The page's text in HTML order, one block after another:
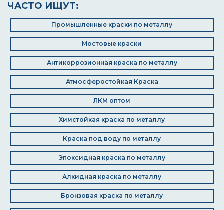
ЧАСТО ИЩУТ:
Промышленные краски по металлу
Мостовые краски
Антикоррозионная краска по металлу
Атмосферостойкая Краска
ЛКМ оптом
Химстойкая краска по металлу
Краска под воду по металлу
Эпоксидная краска по металлу
Алкидная краска по металлу
Бронзовая краска по металлу